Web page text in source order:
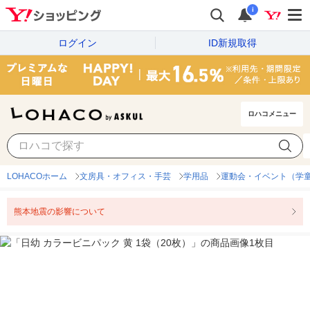
i
ログイン ID新規取得
ロハコメニュー
LOHACOホーム 文房具・オフィス・手芸 学用品 運動会・イベント（学
熊本地震の影響について